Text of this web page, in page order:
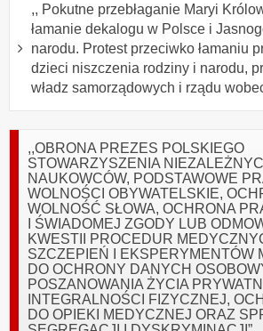
,, Pokutne przebłaganie Maryi
łamanie dekalogu w Polsce i
narodu. Protest przeciwko łamaniu
dzieci niszczenia rodziny i narodu,
władz samorządowych i rządu
,,OBRONA PREZES POLSKIEGO
STOWARZYSZENIA
NAUKOWCÓW, PODSTAWOWE
WOLNOŚCI OBYWATELSKIE,
WOLNOŚĆ SŁOWA, OCHRONA
I ŚWIADOMEJ ZGODY LUB
KWESTII PROCEDUR
SZCZEPIEŃ I EKSPERYMENTÓW
DO OCHRONY DANYCH
POSZANOWANIA ŻYCIA
INTEGRALNOŚCI FIZYCZNEJ,
DO OPIEKI MEDYCZNEJ ORAZ